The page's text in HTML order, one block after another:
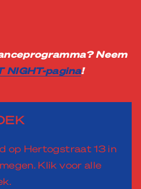
Neem
NIGHT-pagina!
op Hertogstraat 13 in
Klik voor alle